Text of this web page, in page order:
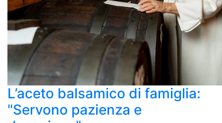
L’aceto balsamico di famiglia:
"Servono pazienza e